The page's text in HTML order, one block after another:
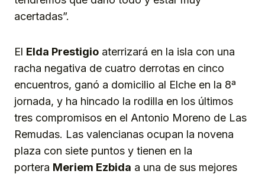
acertadas”.
El Elda Prestigio aterrizará en la isla con una
racha negativa de cuatro derrotas en cinco
encuentros, ganó a domicilio al Elche en la 8ª
jornada, y ha hincado la rodilla en los últimos
tres compromisos en el Antonio Moreno de Las
Remudas. Las valencianas ocupan la novena
plaza con siete puntos y tienen en la
portera Meriem Ezbida a una de sus mejores